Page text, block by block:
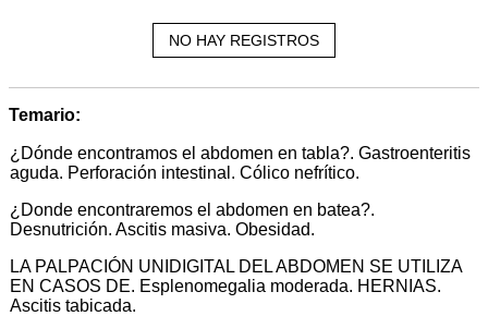
NO HAY REGISTROS
Temario:
¿Dónde encontramos el abdomen en tabla?. Gastroenteritis
aguda. Perforación intestinal. Cólico nefrítico.
¿Donde encontraremos el abdomen en batea?.
Desnutrición. Ascitis masiva. Obesidad.
LA PALPACIÓN UNIDIGITAL DEL ABDOMEN SE UTILIZA
EN CASOS DE. Esplenomegalia moderada. HERNIAS.
Ascitis tabicada.